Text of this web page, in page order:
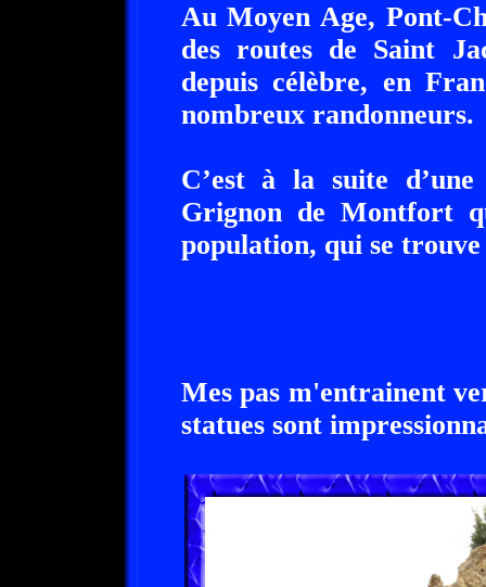
Au Moyen Age, Pont-
des routes de Saint
depuis célèbre, en
nombreux randonneurs.
C’est à la suite
Grignon de Montfort
population, qui se
Mes pas m'entrainent
statues sont